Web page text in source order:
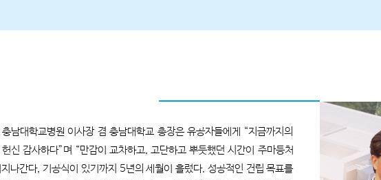
남대학교병원 이사장 겸 충남대학교 총장은 유공자들에게 “지금까지의
신 감사하다”며 “만감이 교차하고, 고단하고 뿌듯했던 시간이 주마등처
지나간다, 기공식이 있기까지 5년의 세월이 흘렀다. 성공적인 건립 목표를